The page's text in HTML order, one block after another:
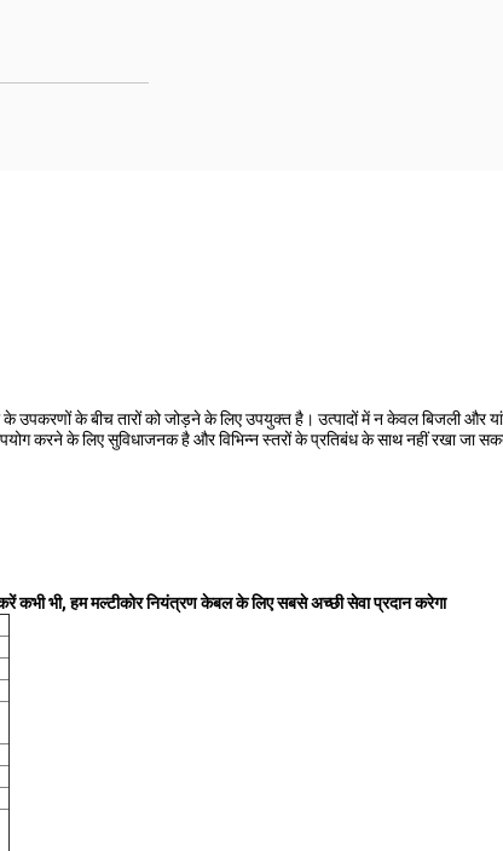
के बीच तारों को जोड़ने के लिए उपयुक्त है। उत्पादों में न केवल बिजली और
करने के लिए सुविधाजनक है और विभिन्न स्तरों के प्रतिबंध के साथ नहीं रखा जा
भी, हम मल्टीकोर नियंत्रण केबल के लिए सबसे अच्छी सेवा प्रदान करेगा